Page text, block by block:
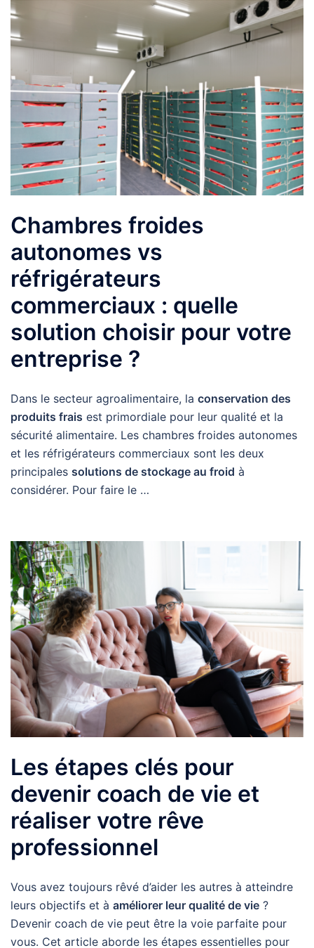
Chambres froides
autonomes vs
réfrigérateurs
commerciaux : quelle
solution choisir pour votre
entreprise ?
Dans le secteur agroalimentaire, la conservation des
produits frais est primordiale pour leur qualité et la
sécurité alimentaire. Les chambres froides autonomes
et les réfrigérateurs commerciaux sont les deux
principales solutions de stockage au froid à
considérer. Pour faire le …
Les étapes clés pour
devenir coach de vie et
réaliser votre rêve
professionnel
Vous avez toujours rêvé d’aider les autres à atteindre
leurs objectifs et à améliorer leur qualité de vie ?
Devenir coach de vie peut être la voie parfaite pour
vous. Cet article aborde les étapes essentielles pour